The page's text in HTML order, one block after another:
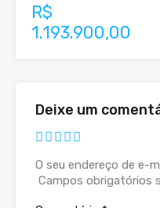
R$
1.193.900,00
Deixe um
O seu endereço de e-
Campos obrigatórios